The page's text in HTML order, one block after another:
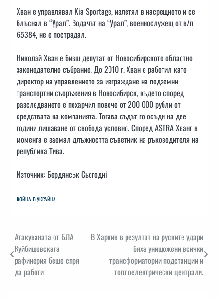
Хван е управлявал Kia Sportage, излетял в насрещното и се
блъснал в “Урал”. Водачът на “Урал”, военнослужещ от в/п
65384, не е пострадал.
Николай Хван е бивш депутат от Новосибирското областно
законодателно събрание. До 2010 г. Хван е работил като
директор на управлението за изграждане на подземни
транспортни съоръжения в Новосибирск, където според
разследването е похарчил повече от 200 000 рубли от
средствата на компанията. Тогава съдът го осъди на две
години лишаване от свобода условно. Според ASTRA Хванг в
момента е заемал длъжността съветник на ръководителя на
република Тива.
Източник: БердянсЬк Сьогодні
ВОЙНА В УКРАЙНА
Навигация
Атакуваната от БЛА
Куйбишевската
рафинерия беше спря
да работи
В Харкив в резултат на руските удари
бяха унищожени всички
трансформаторни подстанции и
топлоелектрически централи.